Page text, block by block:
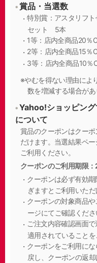
賞品・当選数
特別賞：アスタリフ
セット 5本
1等：店内全商品20
2等：店内全商品15
3等：店内全商品10
やむを得ない理由によ
数を増減する場合があ
Yahoo!ショッピン
について
賞品のクーポンはクー
だけます。当選結果ペ
ご利用ください。
クーポンのご利用期限
クーポンは必ず有効
ぎますとご利用いただ
クーポンの対象商品
ージにてご確認くださ
ご注文内容確認画面
適用されていることを
クーポンをご利用に
戻し、クーポンの返却